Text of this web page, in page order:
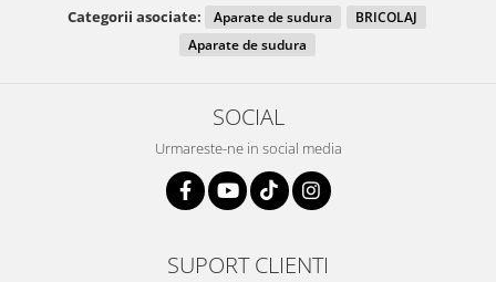
Categorii asociate: Aparate de sudura
BRICOLAJ
Aparate de sudura
SOCIAL
Urmareste-ne in social media
SUPORT CLIENTI